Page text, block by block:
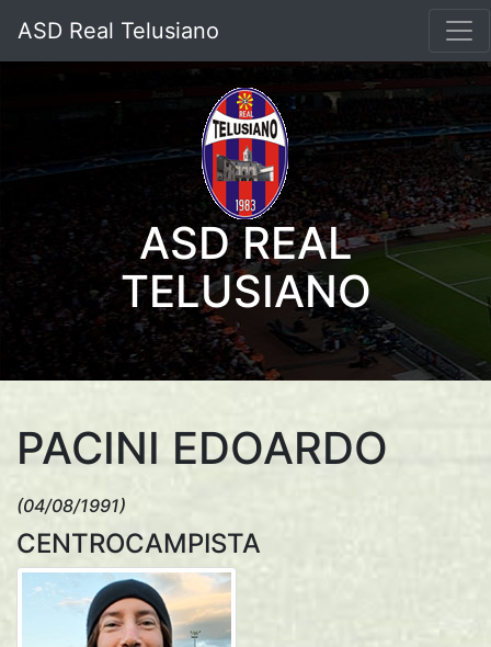
ASD Real Telusiano
ASD REAL
TELUSIANO
PACINI EDOARDO
(04/08/1991)
CENTROCAMPISTA